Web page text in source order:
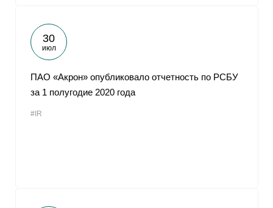
30
июл
ПАО «Акрон» опубликовало отчетность по РСБУ
за 1 полугодие 2020 года
#IR